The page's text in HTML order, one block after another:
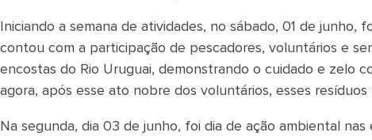
Iniciando a semana de atividades, no sábado, 01 de
contou com a participação de pescadores, voluntários e
encostas do Rio Uruguai, demonstrando o cuidado e zelo
agora, após esse ato nobre dos voluntários, esses
Na segunda, dia 03 de junho, foi dia de ação ambiental